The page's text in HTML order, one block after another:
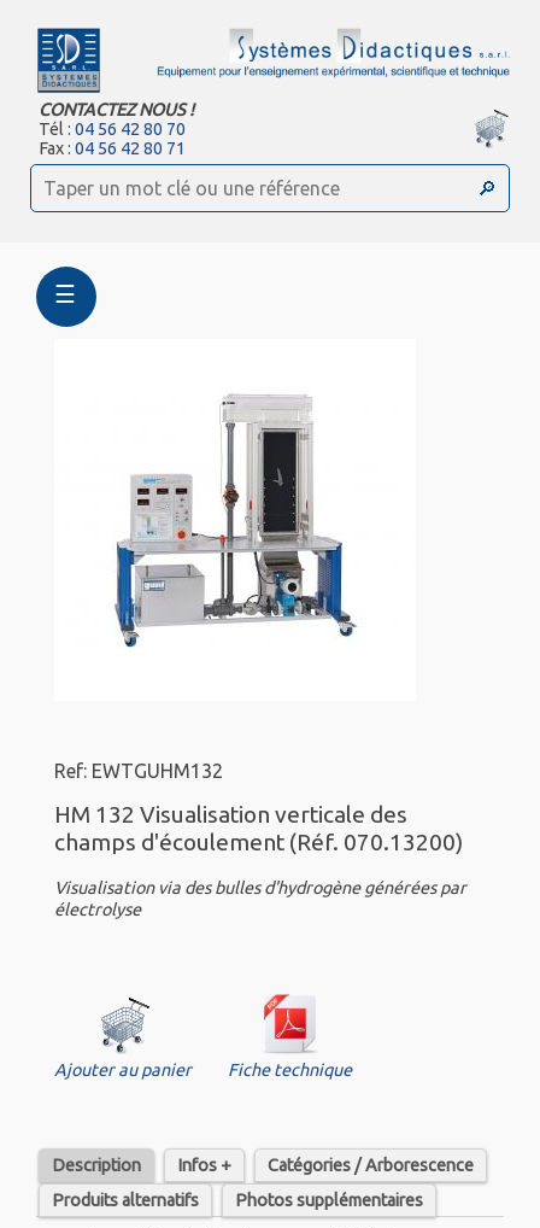
CONTACTEZ NOUS !
Tél :04 56 42 80 70
Fax :04 56 42 80 71
☰
Ref: EWTGUHM132
HM 132 Visualisation verticale des
champs d'écoulement (Réf. 070.13200)
Visualisation via des bulles d'hydrogène générées par
électrolyse
Ajouter au panier Fiche technique
Description Infos +
Catégories / Arborescence
Produits alternatifs
Photos supplémentaires